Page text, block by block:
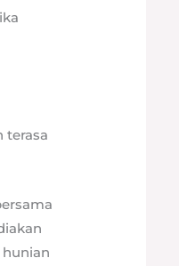
terasa